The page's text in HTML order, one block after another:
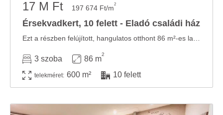
17 M Ft 197 674 Ft/m2
Érsekvadkert, 10 felett - Eladó családi ház
3 szoba 86 m
2
telekméret: 600 m² 10 felett